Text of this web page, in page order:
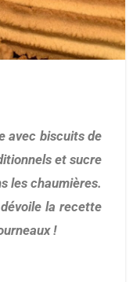
et sucre
les chaumières.
la recette
!